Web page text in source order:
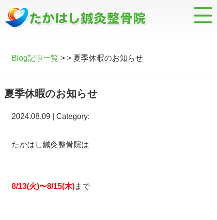
Blog記事一覧 > > 夏季休暇のお知らせ
夏季休暇のお知らせ
2024.08.09 | Category:
たかはし鍼灸整骨院は
8/13(火)〜8/15(木)まで